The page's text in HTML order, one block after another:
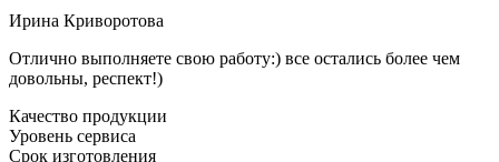
Ирина Криворотова
Отлично выполняете свою работу:) все остались более чем
довольны, респект!)
Качество продукции
Уровень сервиса
Срок изготовления